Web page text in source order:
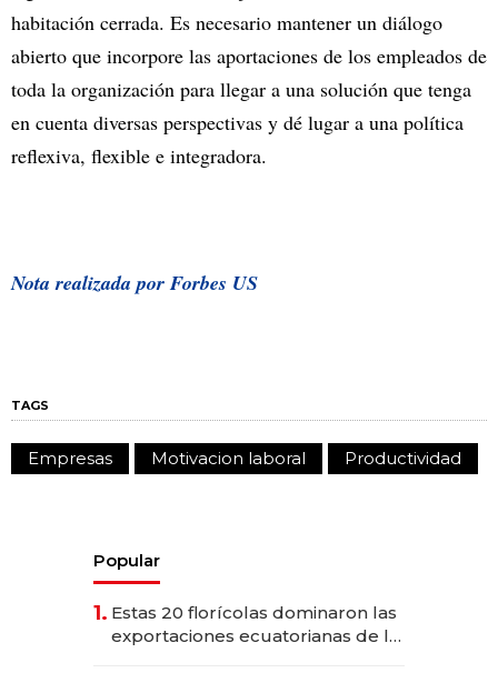
habitación cerrada. Es necesario mantener un diálogo
abierto que incorpore las aportaciones de los empleados de
toda la organización para llegar a una solución que tenga
en cuenta diversas perspectivas y dé lugar a una política
reflexiva, flexible e integradora.
Nota realizada por Forbes US
TAGS
Empresas Motivacion laboral Productividad
Popular
1. Estas 20 florícolas dominaron las
exportaciones ecuatorianas de la